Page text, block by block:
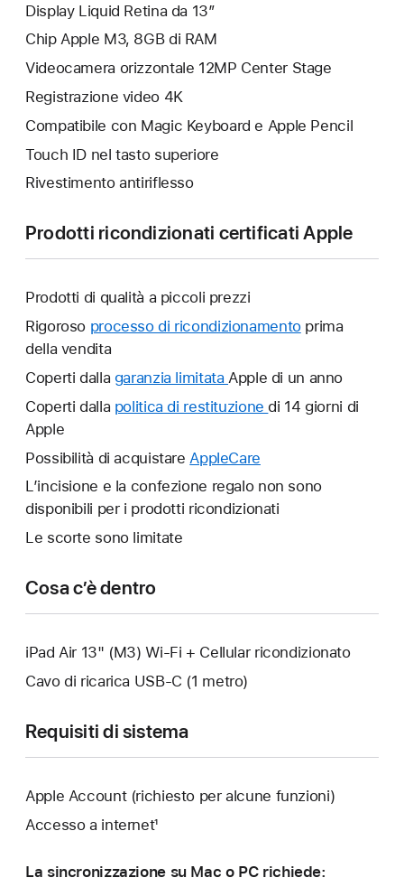
Display Liquid Retina da 13”
Chip Apple M3, 8GB di RAM
Videocamera orizzontale 12MP Center Stage
Registrazione video 4K
Compatibile con Magic Keyboard e Apple Pencil
Touch ID nel tasto superiore
Rivestimento antiriflesso
Prodotti ricondizionati certificati Apple
Prodotti di qualità a piccoli prezzi
Rigoroso processo di ricondizionamentoprima
della vendita
Coperti dalla garanzia limitata Verrà
aperta
Apple di un anno
Coperti dalla politica di restituzione Verrà
di 14 giorni di
Apple
Possibilità di acquistare AppleCare
aperta
un’altra
L’incisione e la confezione regalo non sono
disponibili per i prodotti ricondizionati
Le scorte sono limitate
Cosa c’è dentro
iPad Air 13" (M3) Wi‑Fi + Cellular ricondizionato
Cavo di ricarica USB‑C (1 metro)
Requisiti di sistema
Apple Account (richiesto per alcune funzioni)
Accesso a internet¹
La sincronizzazione su Mac o PC richiede: